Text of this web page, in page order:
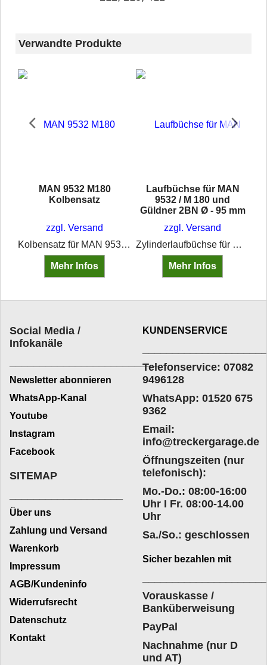
Verwandte Produkte
MAN 9532 M180
Kolbensatz
zzgl. Versand
Kolbensatz für MAN 9532 M180 Motoren
Mehr Infos
Laufbüchse für MAN
9532 / M 180 und
Güldner 2BN Ø - 95 mm
zzgl. Versand
Zylinderlaufbüchse für MAN 9532 / M180 und Güldner 2 BN MotorenØ - 95 mm1 O-Ring wird benötigt
Mehr Infos
Social Media /
Infokanäle
_________________________
Newsletter abonnieren
WhatsApp-Kanal
Youtube
Instagram
Facebook
KUNDENSERVICE
Telefonservice: 07082
9496128
WhatsApp: 01520 675
9362
Email:
info@treckergarage.de
Öffnungszeiten (nur
telefonisch):
Mo.-Do.: 08:00-16:00
Uhr I Fr. 08:00-14.00
Uhr
Sa./So.: geschlossen
SITEMAP
Über uns
Zahlung und Versand
Warenkorb
Impressum
AGB/Kundeninfo
Widerrufsrecht
Datenschutz
Kontakt
Sicher bezahlen mit
Vorauskasse /
Banküberweisung
PayPal
Nachnahme (nur D
und AT)